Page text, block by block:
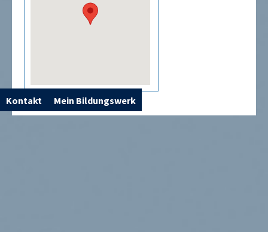
Kontakt Mein Bildungswerk